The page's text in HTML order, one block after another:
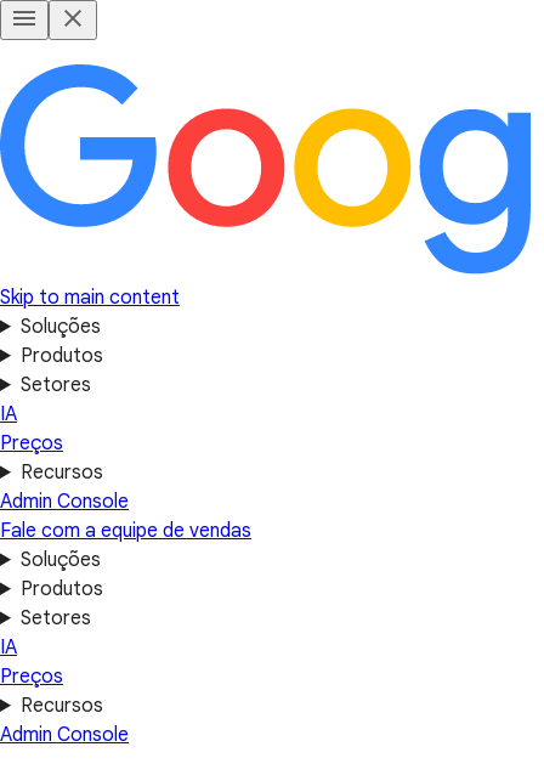
Skip to main content
Soluções
Produtos
Setores
IA
Preços
Recursos
Admin Console
Fale com a equipe de vendas
Soluções
Produtos
Setores
IA
Preços
Recursos
Admin Console